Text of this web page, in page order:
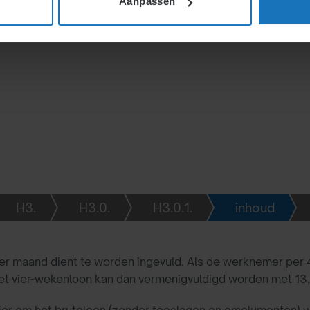
de transitievergoeding.
(loon × 13) ÷ 12.
H3. H3.0. H3.0.1. inhoud
maand dient te worden ingevuld. Als de werknemer
vier-wekenloon kan dan vermenigvuldigd worden met